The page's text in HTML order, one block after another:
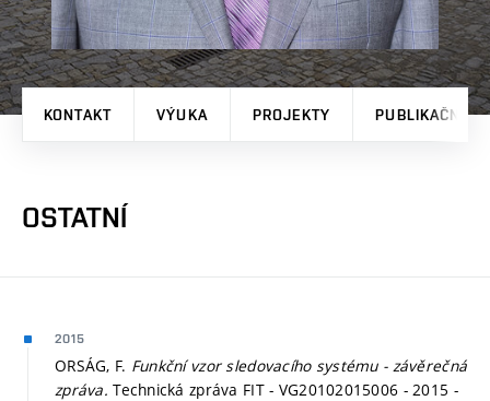
KONTAKT VÝUKA PROJEKTY PUBLIKAČNÍ
OSTATNÍ
2015
ORSÁG, F. Funkční vzor sledovacího systému - závěrečná
zpráva.Technická zpráva FIT - VG20102015006 - 2015 -